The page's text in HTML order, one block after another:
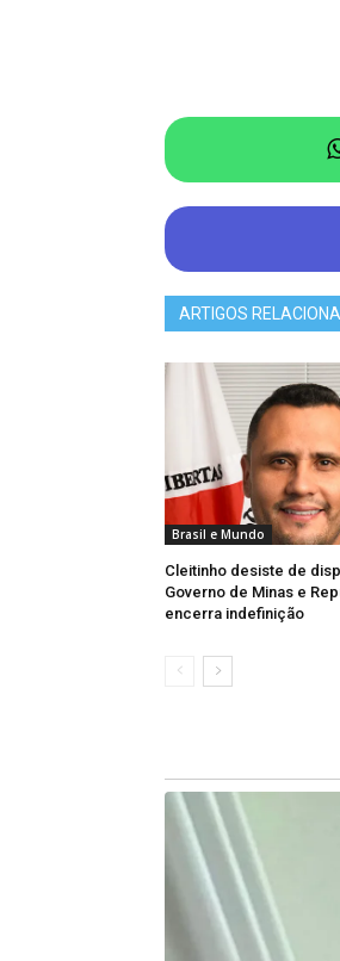
grupamento
Outro problema
borda da
ARTIGOS
Brasil e Mundo
Cleitinho desiste de
Governo de Minas e
encerra indefinição